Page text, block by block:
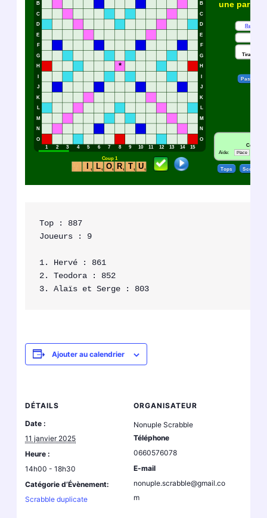
Top : 887
Joueurs : 9
1. Hervé : 861
2. Teodora : 852
Ajouter au calendrier
DÉTAILS
Date :
11 janvier 2025
Heure :
14h00 - 18h30
Catégorie d’Évènement:
Scrabble duplicate
ORGANISATEUR
Nonuple Scrabble
Téléphone
0660576078
E-mail
nonuple.scrabble@gmail.co
m